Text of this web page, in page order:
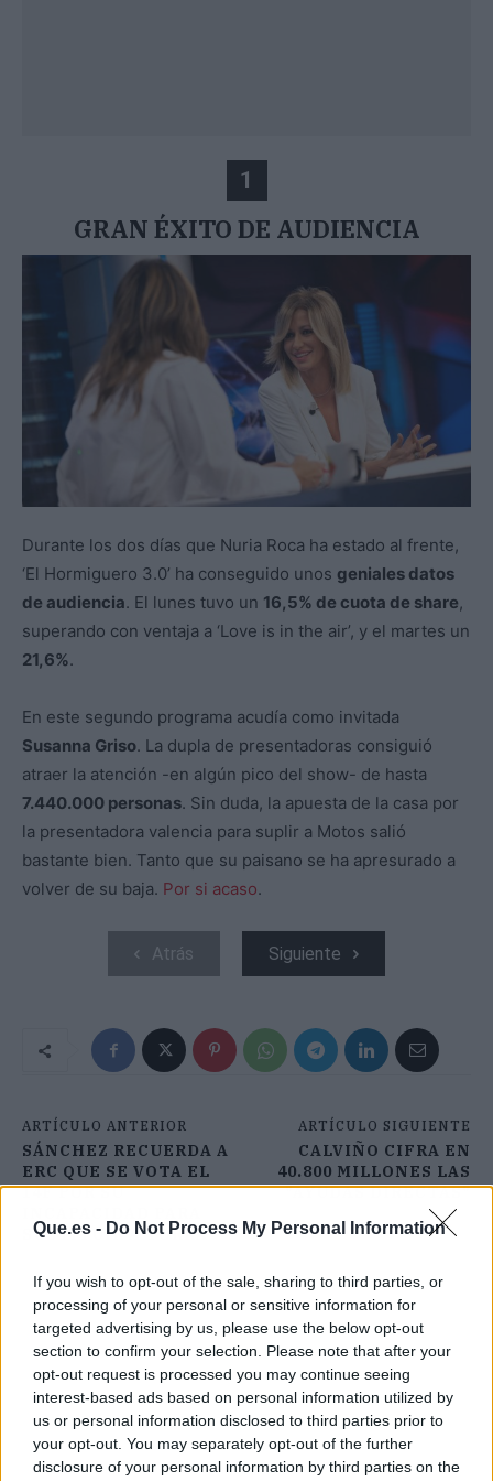
Que.es - Do Not Process My Personal Information
If you wish to opt-out of the sale, sharing to third parties, or
processing of your personal or sensitive information for
targeted advertising by us, please use the below opt-out
section to confirm your selection. Please note that after your
opt-out request is processed you may continue seeing
interest-based ads based on personal information utilized by
us or personal information disclosed to third parties prior to
your opt-out. You may separately opt-out of the further
disclosure of your personal information by third parties on the
1
GRAN ÉXITO DE AUDIENCIA
Durante los dos días que Nuria Roca ha estado al frente,
‘El Hormiguero 3.0’ ha conseguido unos geniales datos
de audiencia. El lunes tuvo un 16,5% de cuota de share,
superando con ventaja a ‘Love is in the air’, y el martes un
21,6%.
En este segundo programa acudía como invitada
Susanna Griso. La dupla de presentadoras consiguió
atraer la atención -en algún pico del show- de hasta
7.440.000 personas. Sin duda, la apuesta de la casa por
la presentadora valencia para suplir a Motos salió
bastante bien. Tanto que su paisano se ha apresurado a
volver de su baja. Por si acaso.
Atrás Siguiente
ARTÍCULO ANTERIOR
SÁNCHEZ RECUERDA A
ERC QUE SE VOTA EL
14F POR SU
SUSTITUIR A TORRA
ARTÍCULO SIGUIENTE
CALVIÑO CIFRA EN
40.800 MILLONES LAS
"AYUDAS DIRECTAS"